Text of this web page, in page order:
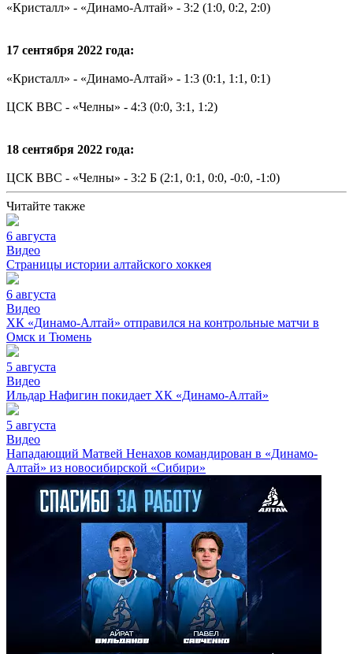
«Кристалл» - «Динамо-Алтай» - 3:2 (1:0, 0:2, 2:0)
17 сентября 2022 года:
«Кристалл» - «Динамо-Алтай» - 1:3 (0:1, 1:1, 0:1)
ЦСК ВВС - «Челны» - 4:3 (0:0, 3:1, 1:2)
18 сентября 2022 года:
ЦСК ВВС - «Челны» - 3:2 Б (2:1, 0:1, 0:0, -0:0, -1:0)
Читайте также
6 августа
Видео
Страницы истории алтайского хоккея
6 августа
Видео
ХК «Динамо-Алтай» отправился на контрольные матчи в
Омск и Тюмень
5 августа
Видео
Ильдар Нафигин покидает ХК «Динамо-Алтай»
5 августа
Видео
Нападающий Матвей Ненахов командирован в «Динамо-
Алтай» из новосибирской «Сибири»